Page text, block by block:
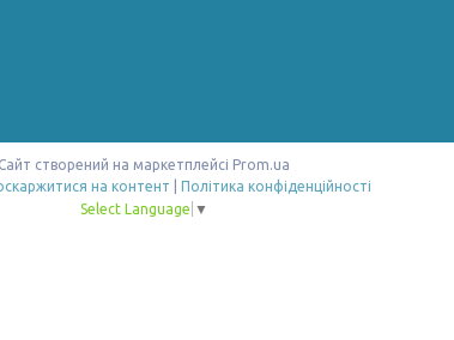
Сайт створений на маркетплейсі Prom.ua
на контент
Політика конфіденційності
Select Language ▼